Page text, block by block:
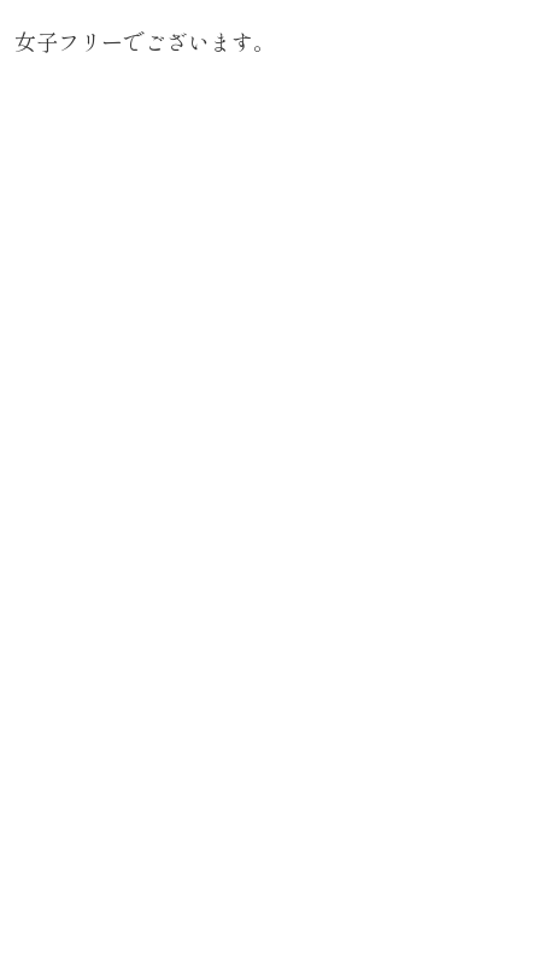
女子フリーでございます。